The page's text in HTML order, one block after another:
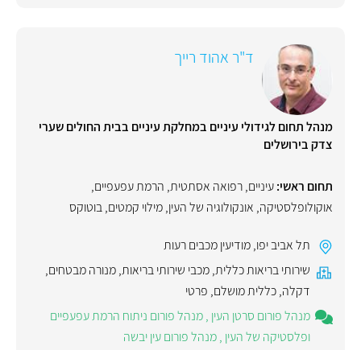
ד"ר אהוד רייך
מנהל תחום לגידולי עיניים במחלקת עיניים בבית החולים שערי
צדק בירושלים
תחום ראשי:עיניים,רפואה אסתטית, הרמת עפעפיים,
אוקולופלסטיקה, אונקולוגיה של העין,מילוי קמטים,בוטוקס
תל אביב יפו,מודיעין מכבים רעות
שירותי בריאות כללית,מכבי שירותי בריאות,מנורה מבטחים,
דקלה,כללית מושלם, פרטי
מנהל פורום סרטן העין ,מנהל פורום ניתוח הרמת עפעפיים
ופלסטיקה של העין ,מנהל פורום עין יבשה